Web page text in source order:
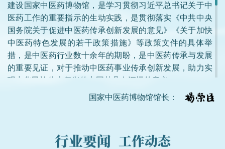
建设国家中医药博物馆，是学习贯彻习近平总书记关于中
医药工作的重要指示的生动实践，是贯彻落实《中共中央
国务院关于促进中医药传承创新发展的意见》《关于加快
中医药特色发展的若干政策措施》等政策文件的具体举
措，是中医药行业数十余年的期盼，是中医药传承与发展
的重要见证，对于推动中医药事业传承创新发展，助力实
现中华民族伟大复兴的中国梦具有深远的意义。
“千年大计、数字先行、古今融合、守正创新”是我们的办
馆宗旨；全方位、多角度、全景式展现中医药发展历史脉
中医药历史文化遗产的典藏高地、中医药文化传承创新的
国家中医药博物馆馆长：
行业要闻 工作动态